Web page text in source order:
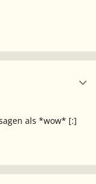
als *wow* [:]